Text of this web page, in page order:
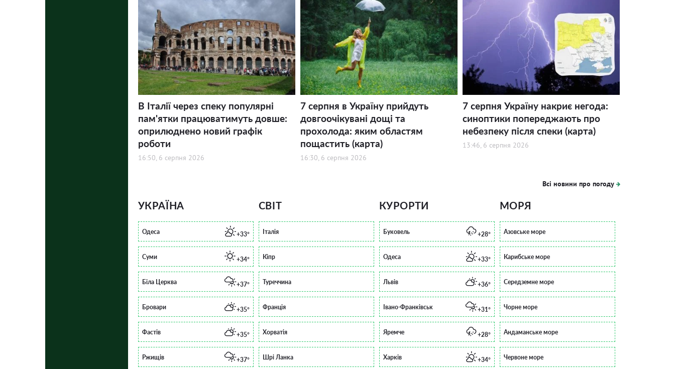
В Італії через спеку популярні
пам'ятки працюватимуть довше:
оприлюднено новий графік
роботи
16:50, 6 серпня 2026
7 серпня в Україну прийдуть
довгоочікувані дощі та
прохолода: яким областям
пощастить (карта)
16:30, 6 серпня 2026
7 серпня Україну накриє негода:
синоптики попереджають про
небезпеку після спеки (карта)
13:46, 6 серпня 2026
Всі новини про погоду
УКРАЇНА
Одеса +33°
Суми +34°
Біла Церква +37°
Бровари +35°
Фастів +35°
Ржищів +37°
СВІТ
Італія
Кіпр
Туреччина
Франція
Хорватія
Шрі Ланка
КУРОРТИ
Буковель +28°
Одеса +33°
Львів +36°
Івано-Франківськ +31°
Яремче +28°
Харків +34°
МОРЯ
Азовське море
Карибське море
Середземне море
Чорне море
Андаманське море
Червоне море